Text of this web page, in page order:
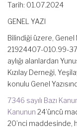
Tarih: 01.07.2024
GENEL YAZI
Bilindiği üzere,
21924407-010.99-
aylığı alanlardan
Kızılay Derneği,
konulu Genel
7346 sayılı Bazı
Kanunun 24’üncü
20’nci maddesinde,